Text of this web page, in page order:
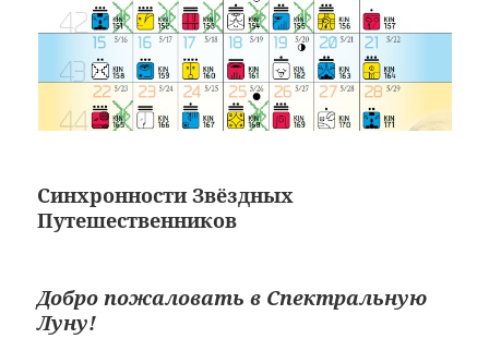
Синхронности Звёздных
Путешественников
Добро пожаловать в Спектральную
Луну!